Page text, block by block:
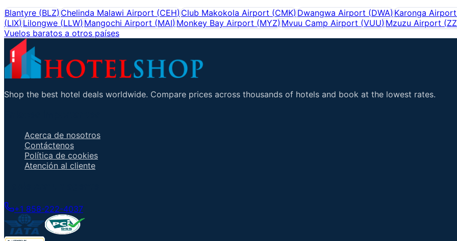
Blantyre (BLZ)Chelinda Malawi Airport (CEH)Club Makokola Airport (CMK)Dwangwa Airport (DWA)Karonga Airport
(LIX)Lilongwe (LLW) Mangochi Airport (MAI) Monkey Bay Airport (MYZ) Mvuu Camp Airport (VUU) Mzuzu Airport (
Vuelos baratos a otros países
Shop the best hotel deals worldwide. Compare prices across thousands of hotels and book at the lowest rates.
Acerca de nosotros
Contáctenos
Política de cookies
Atención al cliente
+1 858-222-4037